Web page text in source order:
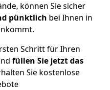
können Sie sicher
pünktlich bei Ihnen in
Schritt für Ihren
füllen Sie jetzt das
Sie kostenlose